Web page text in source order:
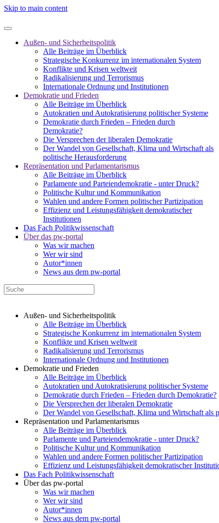
Skip to main content
Außen- und Sicherheitspolitik
Alle Beiträge im Überblick
Strategische Konkurrenz im internationalen System
Konflikte und Krisen weltweit
Radikalisierung und Terrorismus
Internationale Ordnung und Institutionen
Demokratie und Frieden
Alle Beiträge im Überblick
Autokratien und Autokratisierung politischer Systeme
Demokratie durch Frieden – Frieden durch
Demokratie?
Die Versprechen der liberalen Demokratie
Der Wandel von Gesellschaft, Klima und Wirtschaft als
politische Herausforderung
Repräsentation und Parlamentarismus
Alle Beiträge im Überblick
Parlamente und Parteiendemokratie - unter Druck?
Politische Kultur und Kommunikation
Wahlen und andere Formen politischer Partizipation
Effizienz und Leistungsfähigkeit demokratischer
Institutionen
Das Fach Politikwissenschaft
Über das pw-portal
Was wir machen
Wer wir sind
Autor*innen
News aus dem pw-portal
Außen- und Sicherheitspolitik
Alle Beiträge im Überblick
Strategische Konkurrenz im internationalen System
Konflikte und Krisen weltweit
Radikalisierung und Terrorismus
Internationale Ordnung und Institutionen
Demokratie und Frieden
Alle Beiträge im Überblick
Autokratien und Autokratisierung politischer Systeme
Demokratie durch Frieden – Frieden durch Demokratie?
Die Versprechen der liberalen Demokratie
Der Wandel von Gesellschaft, Klima und Wirtschaft als
Repräsentation und Parlamentarismus
Alle Beiträge im Überblick
Parlamente und Parteiendemokratie - unter Druck?
Politische Kultur und Kommunikation
Wahlen und andere Formen politischer Partizipation
Effizienz und Leistungsfähigkeit demokratischer
Das Fach Politikwissenschaft
Über das pw-portal
Was wir machen
Wer wir sind
Autor*innen
News aus dem pw-portal